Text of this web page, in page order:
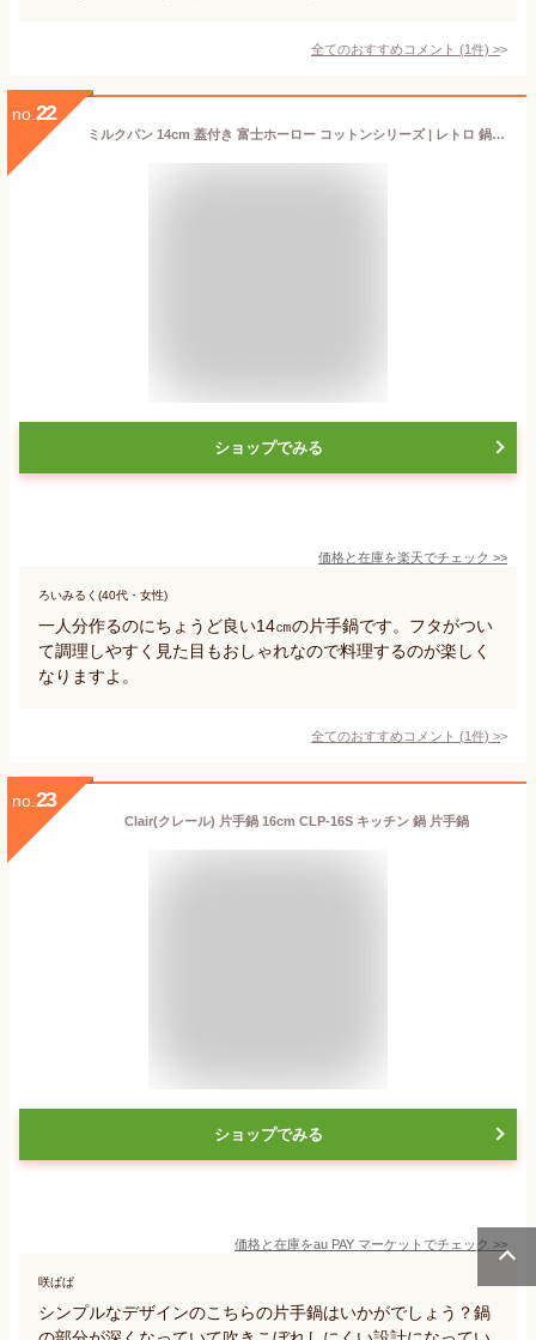
全てのおすすめコメント (1件) >
no. 22
ミルクパン 14cm 蓋付き 富士ホーロー コットンシリーズ | レトロ 鍋 ミニ ih ホーロー IH対応 ホーロー鍋 片手鍋 ハニーウェア 小鍋 離乳食 直火 お鍋 プレゼント 小さい 1人用 おしゃれ お味噌汁 結婚祝い 引っ越し祝い キッチン用品 ギフト 琺瑯鍋 ほうろう 深鍋 なべ
ショップでみる
価格と在庫を楽天でチェック >>
ろいみるく(40代・女性)
一人分作るのにちょうど良い14㎝の片手鍋です。フタがつい
て調理しやすく見た目もおしゃれなので料理するのが楽しく
なりますよ。
全てのおすすめコメント (1件) >
no. 23
Clair(クレール) 片手鍋 16cm CLP-16S キッチン 鍋 片手鍋
ショップでみる
価格と在庫をau PAY マーケット でチェック >>
咲ぱぱ
シンプルなデザインのこちらの片手鍋はいかがでしょう？鍋